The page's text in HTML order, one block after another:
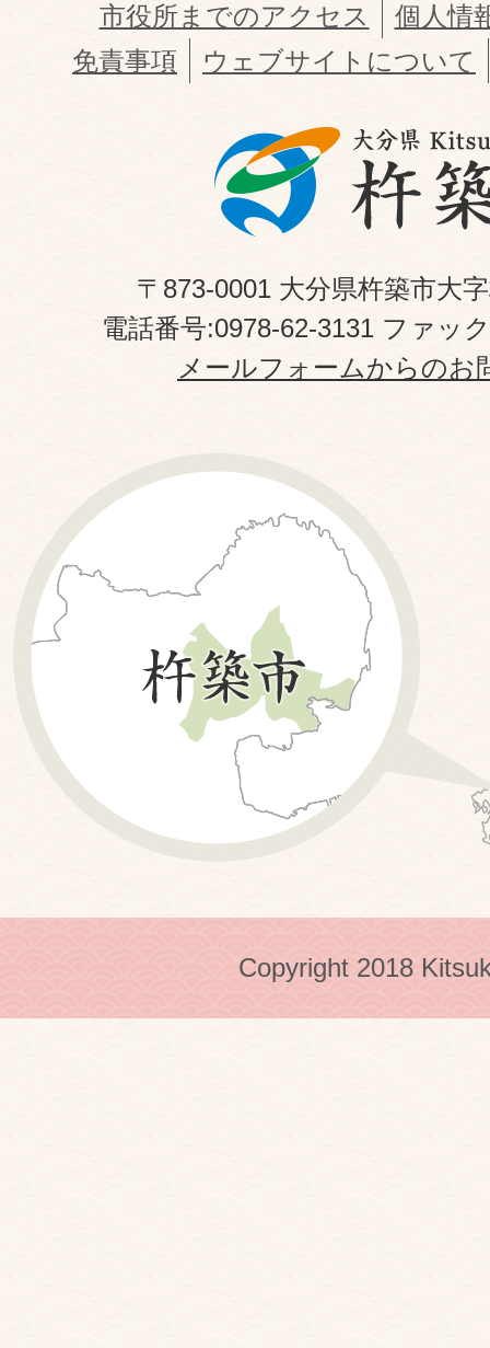
市役所までのアクセス
個人情
免責事項
ウェブサイトについて
〒873-0001 大分県杵築市大
電話番号:0978-62-3131 ファッ
メールフォームからのお
Copyright 2018